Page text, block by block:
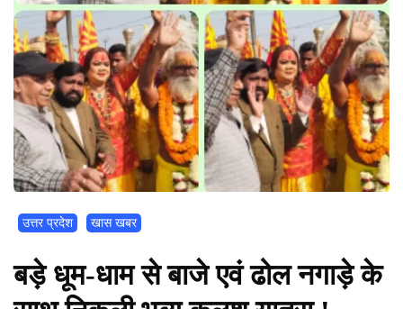
उत्तर प्रदेश खास खबर
बड़े धूम-धाम से बाजे एवं ढोल नगाड़े के